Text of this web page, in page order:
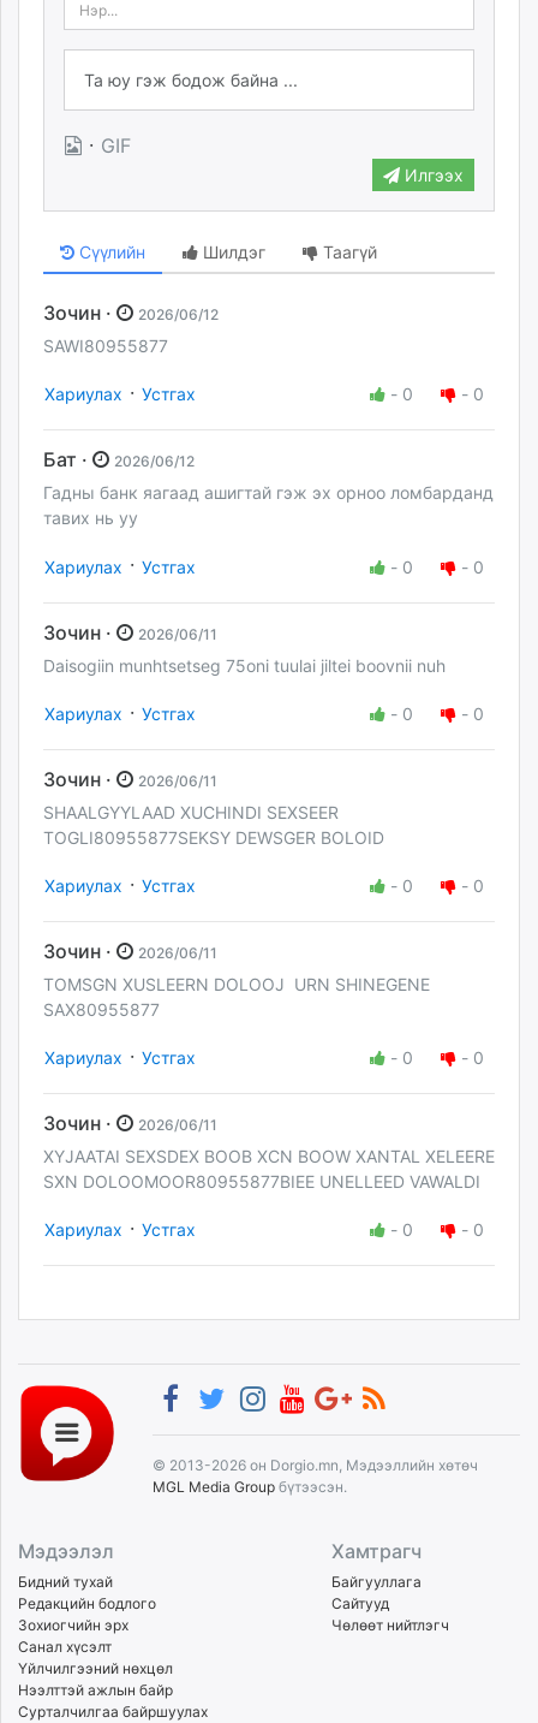
· GIF
Илгээх
Сүүлийн Шилдэг Таагүй
Зочин · 2026/06/12
SAWI80955877
Хариулах · Устгах - 0 - 0
Бат · 2026/06/12
Гадны банк яагаад ашигтай гэж эх орноо ломбарданд
тавих нь уу
Хариулах · Устгах - 0 - 0
Зочин · 2026/06/11
Daisogiin munhtsetseg 75oni tuulai jiltei boovnii nuh
Хариулах · Устгах - 0 - 0
Зочин · 2026/06/11
SHAALGYYLAAD XUCHINDI SEXSEER
TOGLI80955877SEKSY DEWSGER BOLOID
Хариулах · Устгах - 0 - 0
Зочин · 2026/06/11
TOMSGN XUSLEERN DOLOOJ URN SHINEGENE
SAX80955877
Хариулах · Устгах - 0 - 0
Зочин · 2026/06/11
XYJAATAI SEXSDEX BOOB XCN BOOW XANTAL XELEERE
SXN DOLOOMOOR80955877BIEE UNELLEED VAWALDI
Хариулах · Устгах - 0 - 0
© 2013-2026 он Dorgio.mn, Мэдээллийн хөтөч
MGL Media Group бүтээсэн.
Мэдээлэл
Бидний тухай
Редакцийн бодлого
Зохиогчийн эрх
Санал хүсэлт
Үйлчилгээний нөхцөл
Нээлттэй ажлын байр
Сурталчилгаа байршуулах
Хамтрагч
Байгууллага
Сайтууд
Чөлөөт нийтлэгч